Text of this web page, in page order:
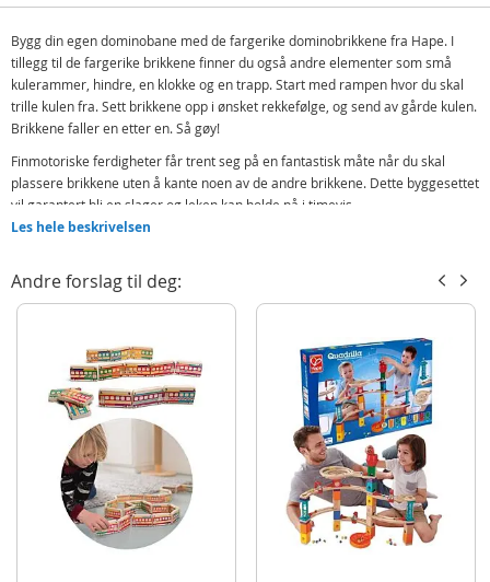
Bygg din egen dominobane med de fargerike dominobrikkene fra Hape. I
tillegg til de fargerike brikkene finner du også andre elementer som små
kulerammer, hindre, en klokke og en trapp. Start med rampen hvor du skal
trille kulen fra. Sett brikkene opp i ønsket rekkefølge, og send av gårde kulen.
Brikkene faller en etter en. Så gøy!
Finmotoriske ferdigheter får trent seg på en fantastisk måte når du skal
plassere brikkene uten å kante noen av de andre brikkene. Dette byggesettet
vil garantert bli en slager og leken kan holde på i timevis.
Inneholder:
1 klokke
1 trapp
2 hindre
Detaljer:
Mål: 30 x 24 x 9 (LxHxD)
Alder: fra 3 år
Produktdetaljer
Les hele beskrivelsen
Andre forslag til deg: